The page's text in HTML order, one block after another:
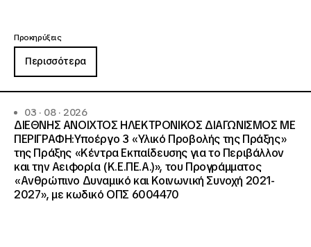
Προκηρύξεις
Περισσότερα
03 · 08 · 2026
ΔΙΕΘΝΗΣ ΑΝΟΙΧΤΟΣ ΗΛΕΚΤΡΟΝΙΚΟΣ ΔΙΑΓΩΝΙΣΜΟΣ ΜΕ
ΠΕΡΙΓΡΑΦΗ:Υποέργο 3 «Υλικό Προβολής της Πράξης»
της Πράξης «Κέντρα Εκπαίδευσης για το Περιβάλλον
και την Αειφορία (Κ.Ε.ΠΕ.Α.)», του Προγράμματος
«Ανθρώπινο Δυναμικό και Κοινωνική Συνοχή 2021-
2027», με κωδικό ΟΠΣ 6004470